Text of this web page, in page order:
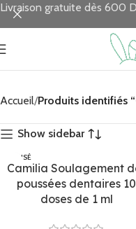
Accueil Produits identifiés
Show sidebar
ÉPUISÉ
Camilia Soulagement
poussées dentaires 10
doses de 1 ml
Livraison gratuite dès 600